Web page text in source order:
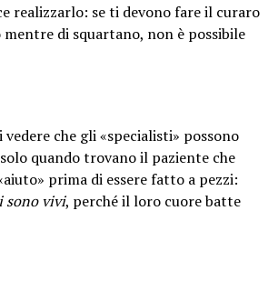
realizzarlo: se ti devono fare il curaro
di squartano, non è possibile
vedere che gli «specialisti» possono
quando trovano il paziente che
prima di essere fatto a pezzi:
sono vivi, perché il loro cuore batte